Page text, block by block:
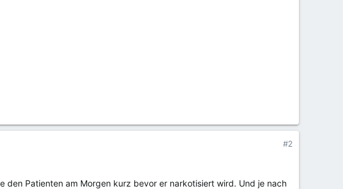
#2
den Patienten am Morgen kurz bevor er narkotisiert wird. Und je nach